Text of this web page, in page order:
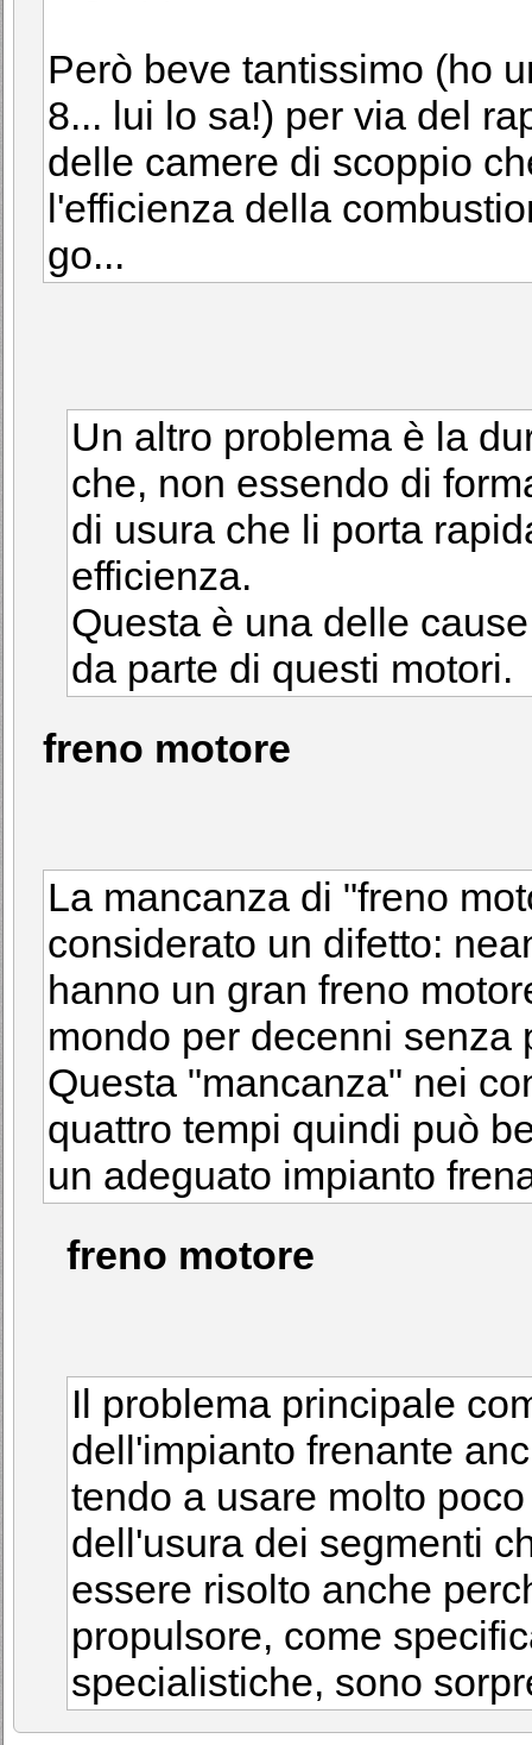
Però beve tantissimo (ho
8... lui lo sa!) per via del
delle camere di scoppio
l'efficienza della
go...
Un altro problema è la
che, non essendo di
di usura che li porta
efficienza.
Questa è una delle
da parte di questi motori.
freno motore
La mancanza di "freno
considerato un difetto:
hanno un gran freno
mondo per decenni senza
Questa "mancanza" nei
quattro tempi quindi può
un adeguato impianto
freno motore
Il problema principale
dell'impianto frenante
tendo a usare molto
dell'usura dei segmenti
essere risolto anche
propulsore, come
specialistiche, sono